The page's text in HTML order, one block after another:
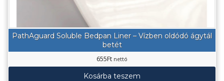
PathAguard Soluble Bedpan Liner – Vízben oldódó ágytál
betét
655Ft nettó
Kosárba teszem